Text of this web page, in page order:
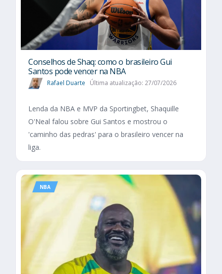
Conselhos de Shaq: como o brasileiro Gui
Santos pode vencer na NBA
Rafael Duarte Última atualização: 27/07/2026
Lenda da NBA e MVP da Sportingbet, Shaquille
O'Neal falou sobre Gui Santos e mostrou o
'caminho das pedras' para o brasileiro vencer na
liga.
NBA